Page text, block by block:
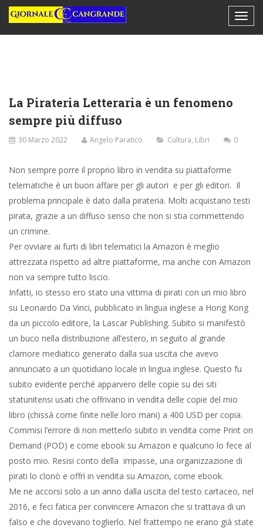
La Pirateria Letteraria è un fenomeno
sempre più diffuso
30 Marzo 2022 Angelo Paratico Cultura, Libri 0
Non sempre porre il proprio libro in vendita su piattaforme
telematiche è un buon affare per gli autori e per gli editori. Il
problema principale è dato dalla pirateria. Molti acquistano testi
pirata, grazie a un diffuso senso che non si stia commettendo
un crimine.
Per ovviare ai furti di libri telematici la Amazon è meglio
attrezzata rispetto ad altre piattaforme, ma anche con Amazon
non va sempre tutto liscio.
Infatti, io stesso ero stato una vittima di pirati con un mio libro
su Leonardo Da Vinci, pubblicato in lingua inglese a Hong Kong
da un piccolo editore, la Lascar Publishing. Subito si manifestò
un buco nella distribuzione all’estero, in seguito al grande
clamore mediatico generato dalla sua uscita che avevo
annunciato a un quotidiano locale in lingua inglese. Questo fu
subito evidente perché apparvero delle copie su dei siti
statunitensi usati che offrivano in vendita delle copie del mio
libro (chissà come finite nelle loro mani) a 400 USD per copia.
Commisi l’errore di non metterlo subito in vendita come Print on
Demand (POD) e come ebook su Amazon e qualcuno lo fece al
posto mio. Resisi conto della impasse, una organizzazione di
pirati lo clonò e offrì in vendita su Amazon, come ebook.
Me ne accorsi solo a un anno dalla uscita del testo cartaceo, nel
2016, e feci fatica per convincere Amazon che si trattava di un
falso e che dovevano toglierlo. Nel frattempo ne erano già state